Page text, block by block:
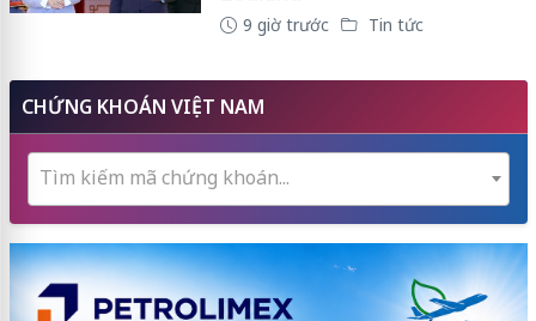
9 giờ trước Tin tức
CHỨNG KHOÁN VIỆT NAM
Tìm kiếm mã chứng khoán...